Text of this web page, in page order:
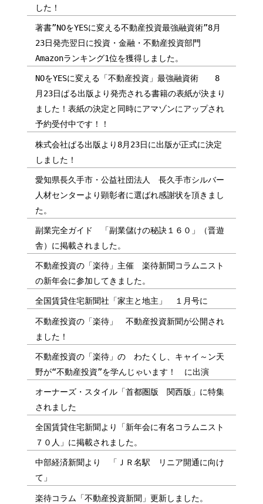
した！
著書”NOをYESに変える不動産投資最強融資術”8月
23日発売翌日に投資・金融・不動産投資部門
Amazonランキング1位を獲得しました。
NOをYESに変える「不動産投資」最強融資術 8
月23日ぱる出版より発売される書籍の表紙が決まり
ました！表紙の決定と同時にアマゾンにアップされ
予約受付中です！！
株式会社ぱる出版より8月23日に出版が正式に決定
しました！
愛知県長久手市・公益社団法人 長久手市シルバー
人材センターより顕彰者に選ばれ感謝状を頂きまし
た。
副業完全ガイド 「副業儲けの秘訣１６０」（晋遊
舎）に掲載されました。
不動産投資の「楽待」主催 楽待新聞コラムニスト
の新年会に参加してきました。
全国賃貸住宅新聞社「家主と地主」 １月号に
不動産投資の「楽待」 不動産投資新聞が公開され
ました！
不動産投資の「楽待」の わたくし、キャイ～ン天
野が“不動産投資”を学んじゃいます！ に出演
オーナーズ・スタイル「首都圏版 関西版」に特集
されました
全国賃貸住宅新聞より「新年会に有名コラムニスト
７０人」に掲載されました。
中部経済新聞より 「ＪＲ名駅 リニア開通に向け
て」
楽待コラム「不動産投資新聞」更新しました。